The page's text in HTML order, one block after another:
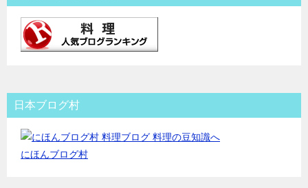
日本ブログ村
にほんブログ村